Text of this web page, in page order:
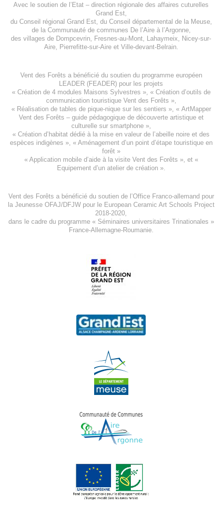
Avec le soutien de l’ Etat – direction régionale des affaires cuturelles
Grand Est,
du Conseil régional Grand Est, du Conseil départemental de la Meuse,
de la Communauté de communes De l’Aire à l’Argonne,
des villages de Dompcevrin Fresnes-au-Mont Lahaymeix
Nicey-sur-
Aire, Pierrefitte-sur-Aireet Ville-devant-Belrain.
Vent des Forêts a bénéficié du soutien du programme européen
LEADER (FEADER) pour les projets
« Création de 4 modules Maisons Sylvestres », « Création d’outils de
communication touristique Vent des Forêts »,
« Réalisation de tables de pique-nique sur les sentiers », « ArtMapper
Vent des Forêts – guide pédagogique de découverte artistique et
culturelle sur smartphone »,
« Création d’habitat dédié à la mise en valeur de l’abeille noire et des
espèces indigènes », « Aménagement d’un point d’étape touristique en
forêt»
« Application mobile d’aide à la visite Vent des Forêts », et «
Equipement d’un atelier de création».
Vent des Forêts a bénéficié du soutien de l’Office Franco-allemand pour
la Jeunesse OFAJ/DFJWpour leEuropean Ceramic Art Schools Project
2018-2020
dans le cadre du programme « Séminaires universitaires Trinationales »
France-Allemagne-Roumanie.